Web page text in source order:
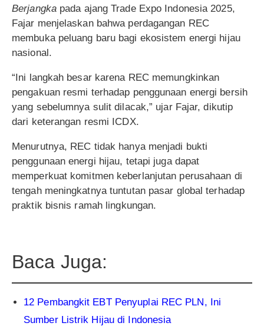
Berjangkapada ajang Trade Expo Indonesia 2025,
Fajar menjelaskan bahwa perdagangan REC
membuka peluang baru bagi ekosistem energi hijau
nasional.
“Ini langkah besar karena REC memungkinkan
pengakuan resmi terhadap penggunaan energi bersih
yang sebelumnya sulit dilacak,” ujar Fajar, dikutip
dari keterangan resmi ICDX.
Menurutnya, REC tidak hanya menjadi bukti
penggunaan energi hijau, tetapi juga dapat
memperkuat komitmen keberlanjutan perusahaan di
tengah meningkatnya tuntutan pasar global terhadap
praktik bisnis ramah lingkungan.
Baca Juga:
12 Pembangkit EBT Penyuplai REC PLN, Ini
Sumber Listrik Hijau di Indonesia